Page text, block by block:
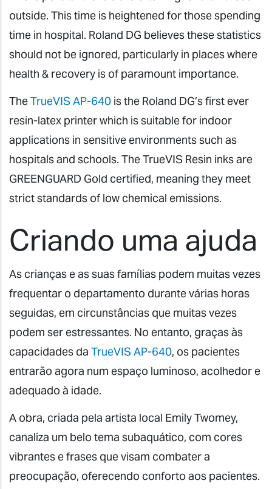
outside. This time is heightened for those spending
time in hospital. Roland DG believes these statistics
should not be ignored, particularly in places where
health & recovery is of paramount importance.
TheTrueVIS AP-640 is the Roland DG’s first ever
resin-latex printer which is suitable for indoor
applications in sensitive environments such as
hospitals and schools. The TrueVIS Resin inks are
GREENGUARD Gold certified, meaning they meet
strict standards of low chemical emissions.
Criando uma ajuda
As crianças e as suas famílias podem muitas vezes
frequentar o departamento durante várias horas
seguidas, em circunstâncias que muitas vezes
podem ser estressantes. No entanto, graças às
capacidades da TrueVIS AP-640, os pacientes
entrarão agora num espaço luminoso, acolhedor e
adequado à idade.
A obra, criada pela artista local Emily Twomey,
canaliza um belo tema subaquático, com cores
vibrantes e frases que visam combater a
preocupação, oferecendo conforto aos pacientes.